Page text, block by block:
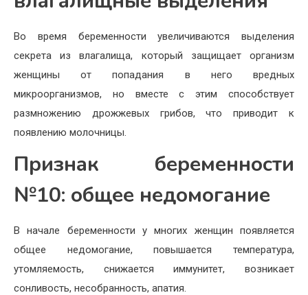
Во время беременности увеличиваются выделения
секрета из влагалища, который защищает организм
женщины от попадания в него вредных
микроорганизмов, но вместе с этим способствует
размножению дрожжевых грибов, что приводит к
появлению молочницы.
Признак беременности
№10: общее недомогание
В начале беременности у многих женщин появляется
общее недомогание, повышается температура,
утомляемость, снижается иммунитет, возникает
сонливость, несобранность, апатия.